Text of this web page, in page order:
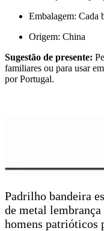
Embalagem: Cada
Origem: China
Sugestão de presente:
familiares ou para usar
por Portugal.
Padrilho bandeira
de metal lembrança
homens patrióticos